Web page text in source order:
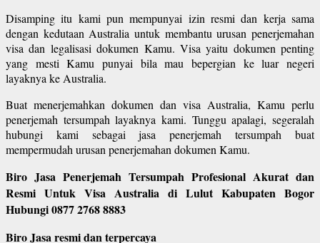
Disamping itu kami pun mempunyai izin resmi dan kerja sama
dengan kedutaan Australia untuk membantu urusan penerjemahan
visa dan legalisasi dokumen Kamu. Visa yaitu dokumen penting
yang mesti Kamu punyai bila mau bepergian ke luar negeri
layaknya ke Australia.
Buat menerjemahkan dokumen dan visa Australia, Kamu perlu
penerjemah tersumpah layaknya kami. Tunggu apalagi, segeralah
hubungi kami sebagai jasa penerjemah tersumpah buat
mempermudah urusan penerjemahan dokumen Kamu.
Biro Jasa Penerjemah Tersumpah Profesional Akurat dan
Resmi Untuk Visa Australia di Lulut Kabupaten Bogor
Hubungi 0877 2768 8883
Biro Jasa resmi dan terpercaya